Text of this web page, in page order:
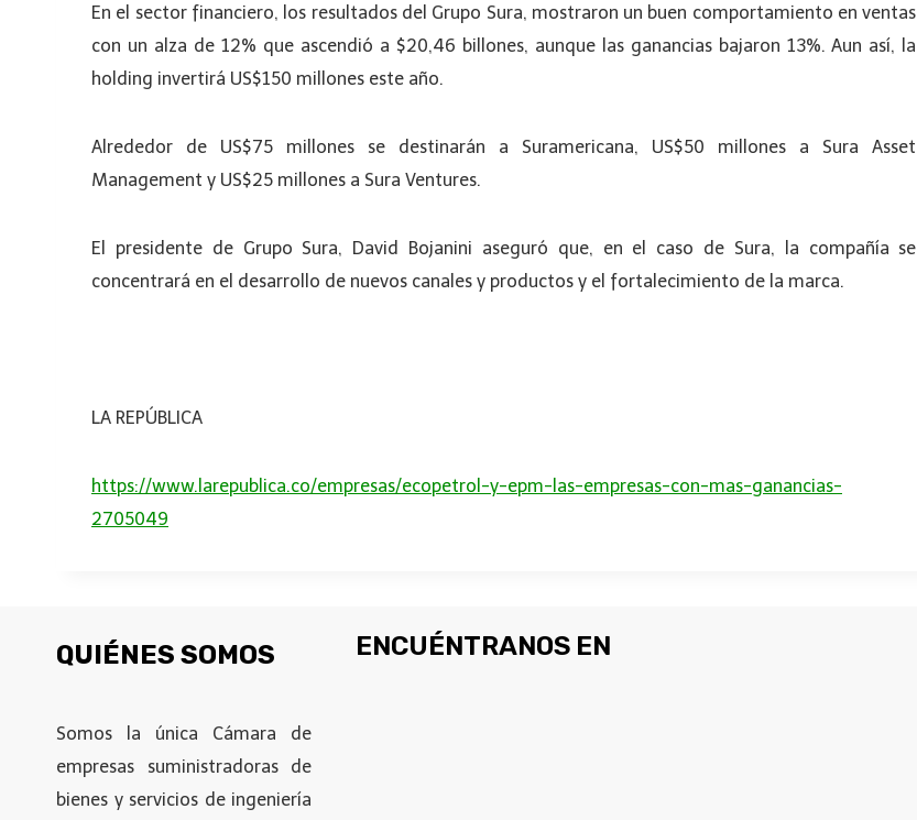
En el sector financiero, los resultados del Grupo Sura, mostraron un buen comportamiento en ventas
con un alza de 12% que ascendió a $20,46 billones, aunque las ganancias bajaron 13%. Aun así, la
holding invertirá US$150 millones este año.
Alrededor de US$75 millones se destinarán a Suramericana, US$50 millones a Sura Asset
Management y US$25 millones a Sura Ventures.
El presidente de Grupo Sura, David Bojanini aseguró que, en el caso de Sura, la compañía se
concentrará en el desarrollo de nuevos canales y productos y el fortalecimiento de la marca.
LA REPÚBLICA
https://www.larepublica.co/empresas/ecopetrol-y-epm-las-empresas-con-mas-ganancias-
2705049
QUIÉNES SOMOS
Somos la única Cámara de
empresas suministradoras de
bienes y servicios de ingeniería
ENCUÉNTRANOS EN